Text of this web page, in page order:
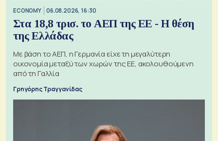
ECONOMY 06.08.2026, 16:30
Στα 18,8 τρισ. το ΑΕΠ της ΕΕ - Η θέση
της Ελλάδας
Με βάση το ΑΕΠ, η Γερμανία είχε τη μεγαλύτερη
οικονομία μεταξύ των χωρών της ΕΕ, ακολουθούμενη
από τη Γαλλία
Γρηγόρης Τραγγανίδας